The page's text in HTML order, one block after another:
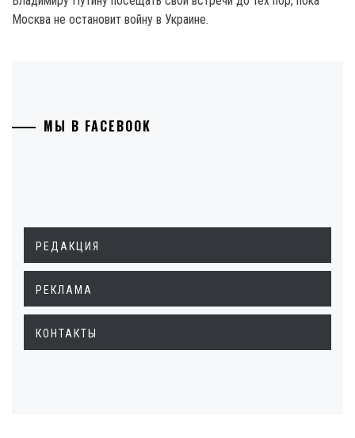
Москва не остановит войну в Украине.
МЫ В FACEBOOK
РЕДАКЦИЯ
РЕКЛАМА
КОНТАКТЫ